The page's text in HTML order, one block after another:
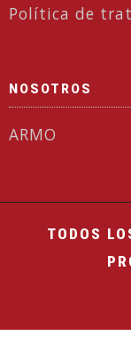
Política de
NOSOTROS
ARMO
TODOS